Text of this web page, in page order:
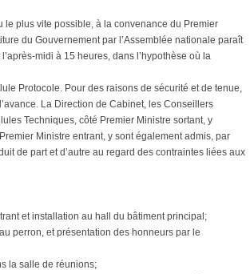
plus vite possible, à la convenance du Premier
du Gouvernement par l’Assemblée nationale paraît
midi à 15 heures, dans l’hypothèse où la
Protocole. Pour des raisons de sécurité et de tenue,
La Direction de Cabinet, les Conseillers
Techniques, côté Premier Ministre sortant, y
Ministre entrant, y sont également admis, par
de part et d’autre au regard des contraintes liées aux
et installation au hall du bâtiment principal;
perron, et présentation des honneurs par le
la salle de réunions;